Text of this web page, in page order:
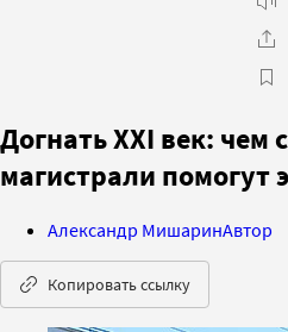
Догнать XXI век: чем
магистрали помогут
Александр МишаринАвтор
Копировать ссылку